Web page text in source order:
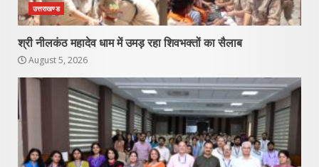
उत्तराखण्ड
श्री नीलकंठ महादेव धाम में उमड़ रहा शिवभक्तों का सैलाब
August 5, 2026